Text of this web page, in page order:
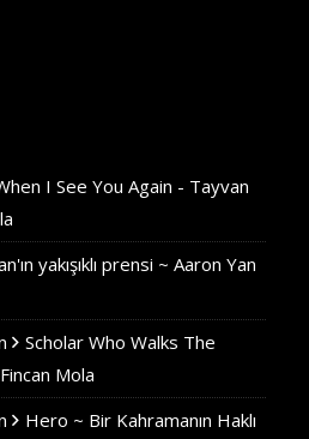
I See You Again - Tayvan
yakışıklı prensi ~ Aaron Yan
Scholar Who Walks The
Mola
Hero ~ Bir Kahramanın Haklı